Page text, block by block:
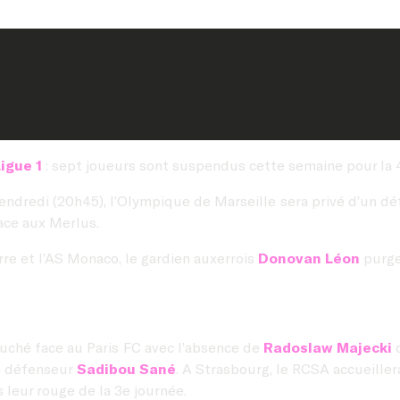
1 : sept joueurs sont suspendus cette semaine pour la
(20h45), l’Olympique de Marseille sera privé d’un
aux Merlus.
et l’AS Monaco, le gardien auxerrois Donovan Léon
face au Paris FC avec l’absence de Radoslaw Majecki
défenseur Sadibou Sané. A Strasbourg, le RCSA
rouge de la 3e journée.